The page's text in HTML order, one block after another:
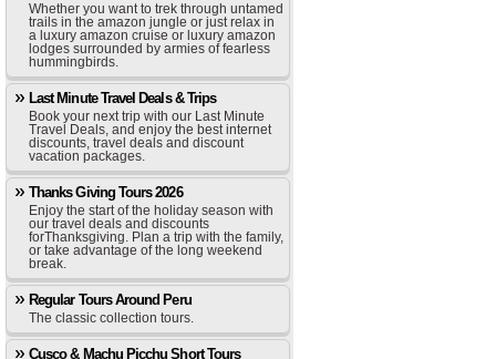
Whether you want to trek through untamed
trails in the amazon jungle or just relax in
a luxury amazon cruise or luxury amazon
lodges surrounded by armies of fearless
hummingbirds.
Last Minute Travel Deals & Trips
Book your next trip with our Last Minute
Travel Deals, and enjoy the best internet
discounts, travel deals and discount
vacation packages.
Thanks Giving Tours 2026
Enjoy the start of the holiday season with
our travel deals and discounts
forThanksgiving. Plan a trip with the family,
or take advantage of the long weekend
break.
Regular Tours Around Peru
The classic collection tours.
Cusco & Machu Picchu Short Tours